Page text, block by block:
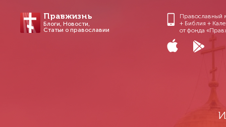
Правжизнь
Блоги, Новости,
Статьи о православии
Православный
+ Библия +
от фонда